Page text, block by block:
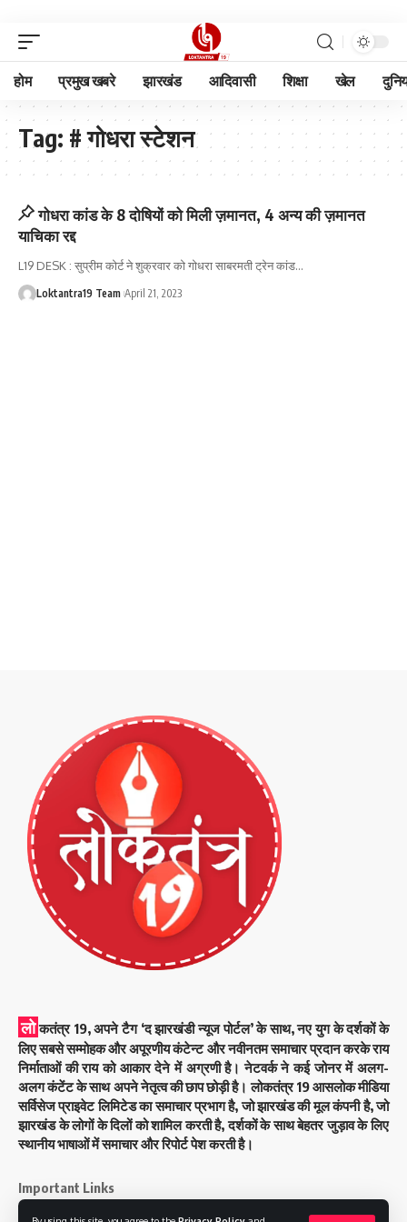
होम प्रमुख खबरे झारखंड आदिवासी शिक्षा खेल
Tag: # गोधरा स्टेशन
गोधरा कांड के 8 दोषियों को मिली ज़मानत, 4 अन्य की ज़मानत
याचिका रद्द
L19 DESK : सुप्रीम कोर्ट ने शुक्रवार को गोधरा साबरमती ट्रेन कांड…
Loktantra19 Team April 21, 2023
लो कतंत्र 19, अपने टैग ‘द झारखंडी न्यूज पोर्टल’ के साथ, नए युग के दर्शकों के
लिए सबसे सम्मोहक और अपूरणीय कंटेन्ट और नवीनतम समाचार प्रदान करके राय
निर्माताओं की राय को आकार देने में अग्रणी है। नेटवर्क ने कई जोनर में अलग-
अलग कंटेंट के साथ अपने नेतृत्व की छाप छोड़ी है। लोकतंत्र 19 आसलोक मीडिया
सर्विसेज प्राइवेट लिमिटेड का समाचार प्रभाग है, जो झारखंड की मूल कंपनी है, जो
झारखंड के लोगों के दिलों को शामिल करती है, दर्शकों के साथ बेहतर जुड़ाव के लिए
स्थानीय भाषाओं में समाचार और रिपोर्ट पेश करती है।
Important Links